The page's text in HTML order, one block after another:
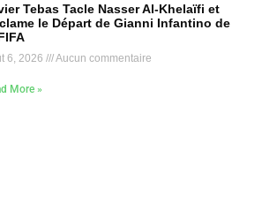
Tebas Tacle Nasser Al-Khelaïfi et
le Départ de Gianni Infantino de
6, 2026 Aucun commentaire
More »